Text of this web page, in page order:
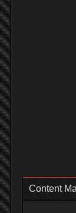
Content